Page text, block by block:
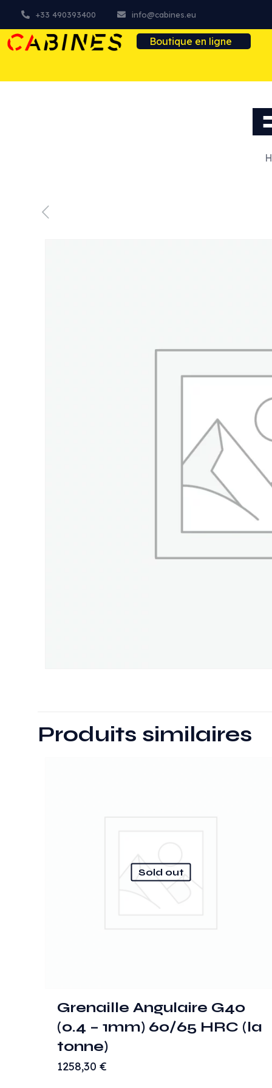
+33 490393400 info@cabines.eu
Boutique en ligne
Produits similaires
Sold out
Grenaille Angulaire G40
(0.4 – 1mm) 60/65 HRC (la
tonne)
1258,30€